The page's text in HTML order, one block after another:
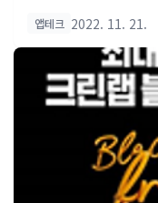
이라고 합니다. 소소하
도전해보시기 바랍니다
겠습니다. ◆ 조건 : 차량
개인 차량 활용 모바일
◆ 광고 방법 : 광고 신청
면 혹은 수면에 일정 광
면 일정의 광고비를 지
계실 거지만 차량에 붙
앱테크 2022. 11. 21.